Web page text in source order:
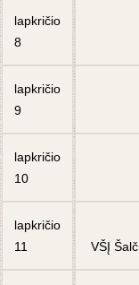
lapkričio
8
lapkričio
9
lapkričio
10
lapkričio
11
VŠĮ